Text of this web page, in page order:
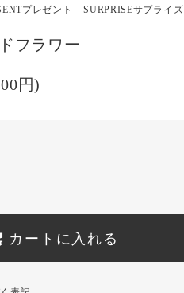
プレゼント SURPRISEサプライズ
フラワー
円)
カートに入れる